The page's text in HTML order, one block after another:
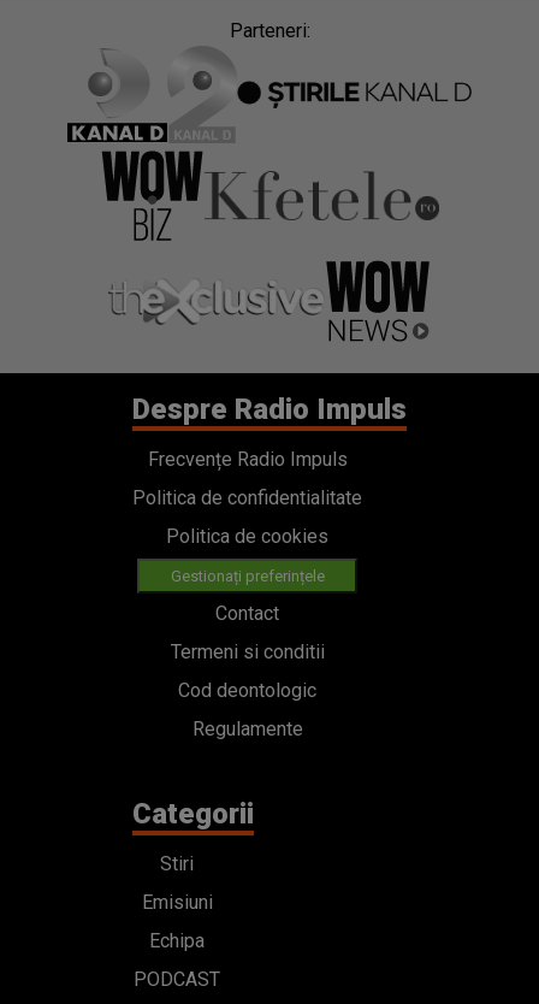
Parteneri:
Despre Radio Impuls
Frecvențe Radio Impuls
Politica de confidentialitate
Politica de cookies
Gestionați preferințele
Contact
Termeni si conditii
Cod deontologic
Regulamente
Categorii
Stiri
Emisiuni
Echipa
PODCAST